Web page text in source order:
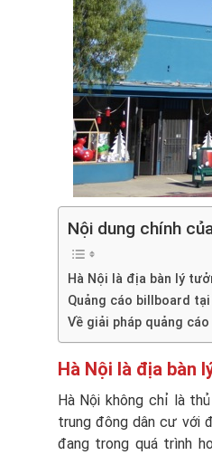
Nội dung chính
Hà Nội là địa bàn lý
Quảng cáo billboard
Về giải pháp quảng
Hà Nội là địa bàn
Hà Nội không chỉ là
trung đông dân cư với
đang trong quá trình